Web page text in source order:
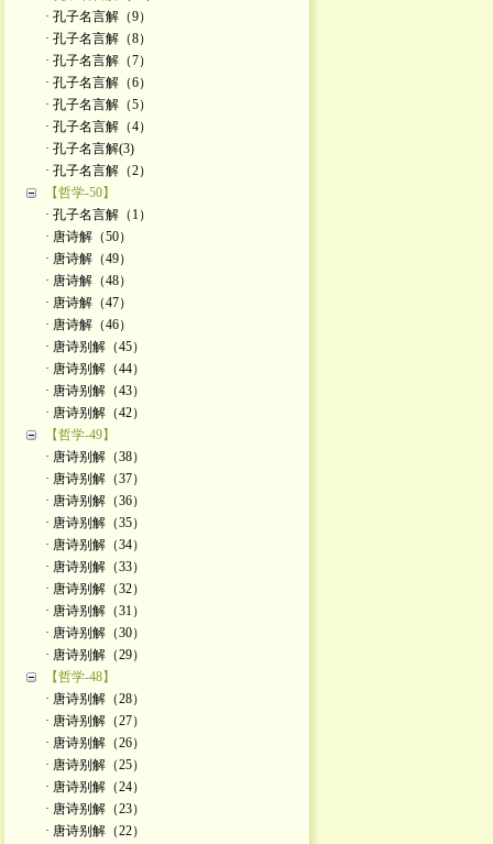
· 孔子名言解（9）
· 孔子名言解（8）
· 孔子名言解（7）
· 孔子名言解（6）
· 孔子名言解（5）
· 孔子名言解（4）
· 孔子名言解(3)
· 孔子名言解（2）
【哲学-50】
· 孔子名言解（1）
· 唐诗解（50）
· 唐诗解（49）
· 唐诗解（48）
· 唐诗解（47）
· 唐诗解（46）
· 唐诗别解（45）
· 唐诗别解（44）
· 唐诗别解（43）
· 唐诗别解（42）
【哲学-49】
· 唐诗别解（38）
· 唐诗别解（37）
· 唐诗别解（36）
· 唐诗别解（35）
· 唐诗别解（34）
· 唐诗别解（33）
· 唐诗别解（32）
· 唐诗别解（31）
· 唐诗别解（30）
· 唐诗别解（29）
【哲学-48】
· 唐诗别解（28）
· 唐诗别解（27）
· 唐诗别解（26）
· 唐诗别解（25）
· 唐诗别解（24）
· 唐诗别解（23）
· 唐诗别解（22）